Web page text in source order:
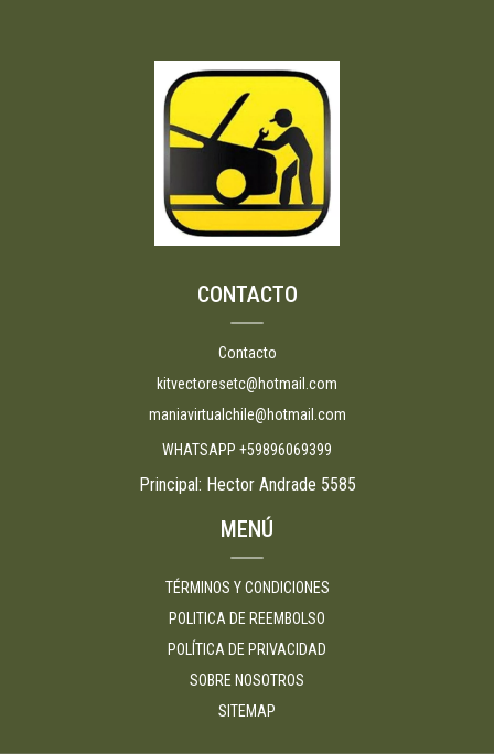
CONTACTO
Contacto
kitvectoresetc@hotmail.com
maniavirtualchile@hotmail.com
WHATSAPP +59896069399
Principal: Hector Andrade 5585
MENÚ
TÉRMINOS Y CONDICIONES
POLITICA DE REEMBOLSO
POLÍTICA DE PRIVACIDAD
SOBRE NOSOTROS
SITEMAP